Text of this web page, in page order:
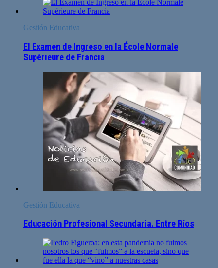
Gestión Educativa
El Examen de Ingreso en la École Normale
Supérieure de Francia
Gestión Educativa
Educación Profesional Secundaria. Entre Ríos